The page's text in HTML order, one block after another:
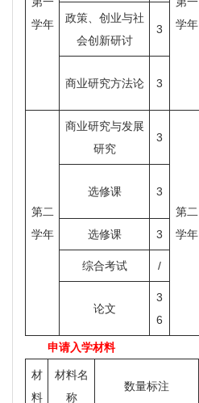
学年
学年
政策、创业与社
会创新研讨
3
商业研究方法论 3
第二
学年
商业研究与发展
研究
3
第二
学年
选修课 3
选修课 3
综合考试 /
论文
3
6
申请入学材料
材
料
材料名
称
数量标注